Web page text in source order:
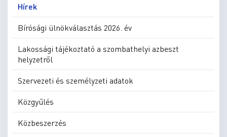
Hírek
Bírósági ülnökválasztás 2026. év
Lakossági tájékoztató a szombathelyi azbeszt
helyzetről
Szervezeti és személyzeti adatok
Közgyűlés
Közbeszerzés